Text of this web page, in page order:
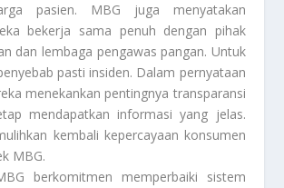
pasien. MBG juga menyatakan
bekerja sama penuh dengan pihak
dan lembaga pengawas pangan. Untuk
pasti insiden. Dalam pernyataan
menekankan pentingnya transparansi
mendapatkan informasi yang jelas.
kembali kepercayaan konsumen
MBG.
berkomitmen memperbaiki sistem